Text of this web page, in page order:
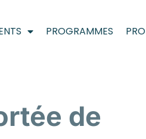
PROGRAMMES PRO
de